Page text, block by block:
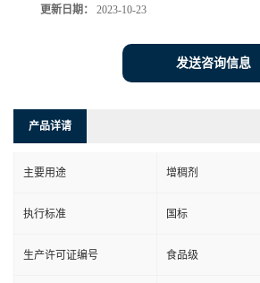
更新日期： 2023-10-23
发送咨询信息
产品详请
主要用途 增稠剂
执行标准 国标
生产许可证编号 食品级